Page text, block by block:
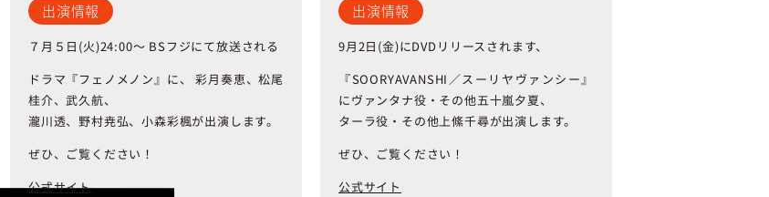
出演情報
７月５日 (火)24:00～ BSフジにて放送される
ドラマ『フェノメノン』に、
彩月奏恵、松尾
桂介、武久航、
瀧川透、野村尭弘、小森彩楓が出演します。
ぜひ、ご覧ください！
公式サイト
出演情報
9月2日 (金)にDVD リリースされます、
『SOORYAVANSHI ／スーリヤヴァンシー』
にヴァンタナ役・その他五十嵐夕夏、
ターラ役・その他上絛千尋が出演します。
ぜひ、ご覧ください！
公式サイト